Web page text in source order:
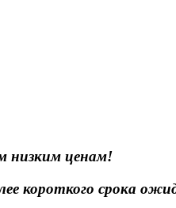
низким ценам!
короткого срока